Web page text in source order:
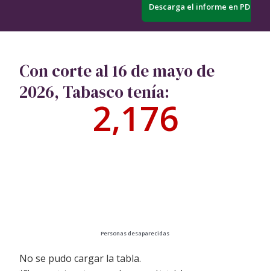
Descarga el informe en PDF
Con corte al 16 de mayo de
2026, Tabasco tenía:
2,176
Personas desaparecidas
No se pudo cargar la tabla.